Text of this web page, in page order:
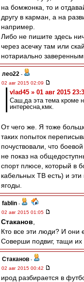
на бомжонка, то и
другу в карман, а на
например.
Либо не пишите здесь
через асечку там или
нотариально
лео22 -
02 авг 2015 02:09
vlad45 » 01 авг 2015
Саш,да эта тема кроме
интересна,кмк.
От чего же. Я тоже
таких попыток
почуствовали, что
не показ на
спорт плюсе, который в
кабельных ТВ есть) и
ягоды.
fablin -
02 авг 2015 01:05
Cтаканов
Кто все эти люди? И
Соверши подвиг, тащи их
Cтаканов -
02 авг 2015 00:42
ирод разбирается в